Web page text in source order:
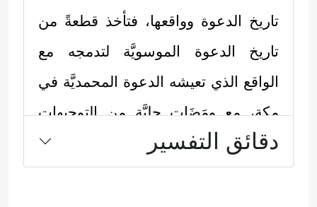
تاريخ الدعوة وواقعها، فتأخذ قطعةً من
تاريخ الدعوة الموسويَّة لتدمجه مع
الواقع الذي تعيشه الدعوة المحمديَّة في
مكة، مع ومَضَات جليَّة من التوجيهات
الربانيَّة، وبسياق يُؤكِّد أننا في مدرسةٍ
واحدةٍ مهما تباعَدَت أيامها، واختَلَفَت
دقائق التفسير